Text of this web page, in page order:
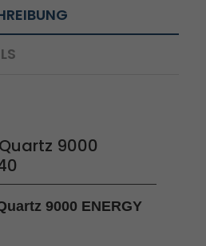
Quartz 9000
9000 ENERGY